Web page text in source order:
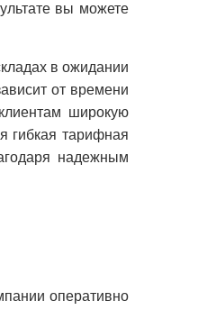
вы можете
в ожидании
от времени
широкую
гибкая тарифная
надежным
оперативно